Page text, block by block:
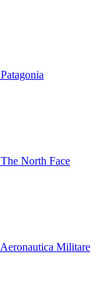
Patagonia
The North Face
Aeronautica Militare